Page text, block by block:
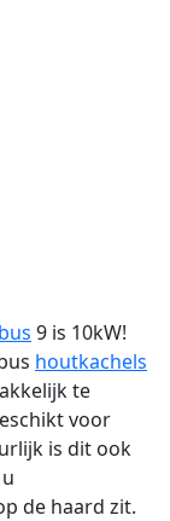
9 is 10kW!
houtkachels
te
voor
is dit ook
de haard zit.